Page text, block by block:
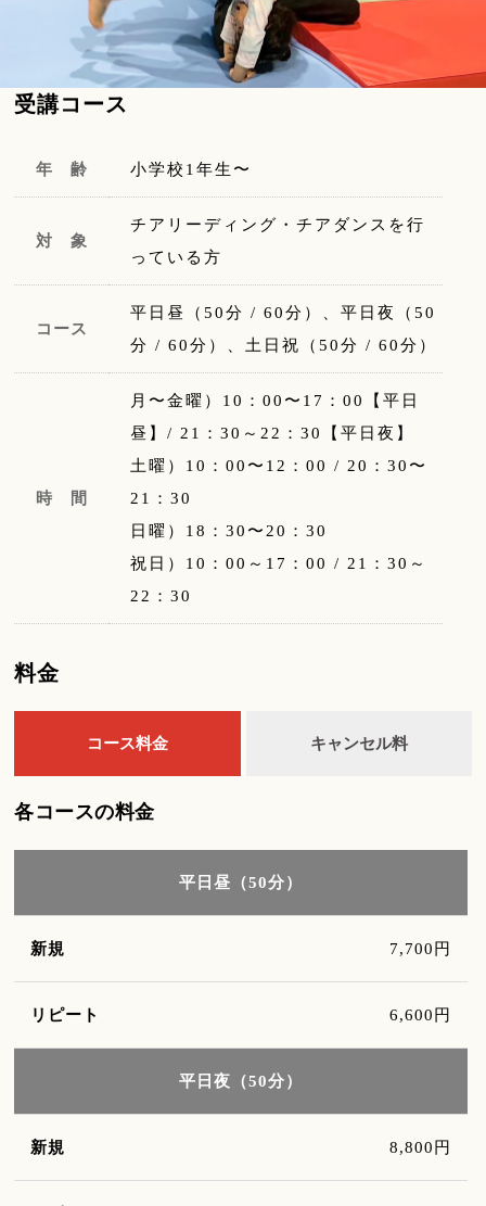
受講コース
年 齢 小学校1年生〜
対 象
チアリーディング・チアダンスを行
っている方
コース
平日昼（50分 / 60分）、平日夜（50
分 / 60分）、土日祝（50分 / 60分）
時 間
月〜金曜）10：00〜17：00【平日
昼】/ 21：30～22：30【平日夜】
土曜）10：00〜12：00 / 20：30〜
21：30
日曜）18：30〜20：30
祝日）10：00～17：00 / 21：30～
22：30
料金
コース料金
各コースの料金
平日昼（50分）
7,700円
6,600円
平日夜（50分）
8,800円
キャンセル料